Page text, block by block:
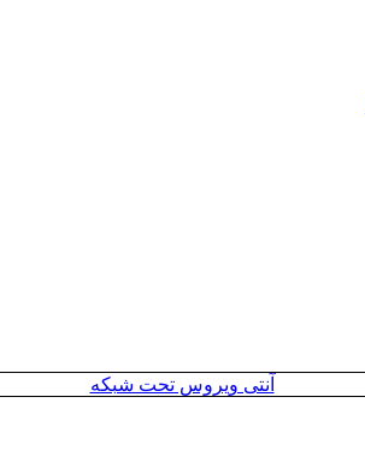
آنتی ویروس تحت شبکه